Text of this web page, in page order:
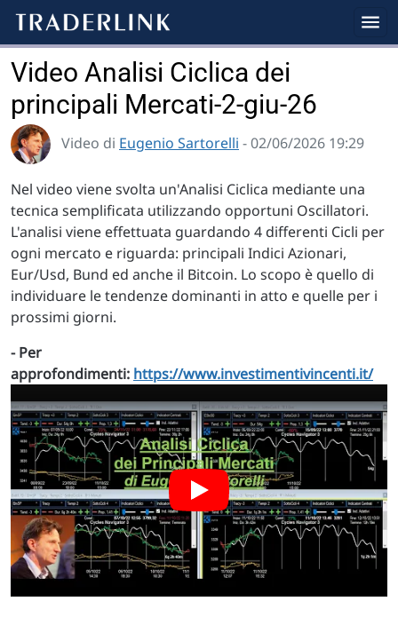
Video Analisi Ciclica dei
principali Mercati-2-giu-26
Video di Eugenio Sartorelli - 02/06/2026 19:29
Nel video viene svolta un'Analisi Ciclica mediante una
tecnica semplificata utilizzando opportuni Oscillatori.
L'analisi viene effettuata guardando 4 differenti Cicli per
ogni mercato e riguarda: principali Indici Azionari,
Eur/Usd, Bund ed anche il Bitcoin. Lo scopo è quello di
individuare le tendenze dominanti in atto e quelle per i
prossimi giorni.
- Per
approfondimenti: https://www.investimentivincenti.it/